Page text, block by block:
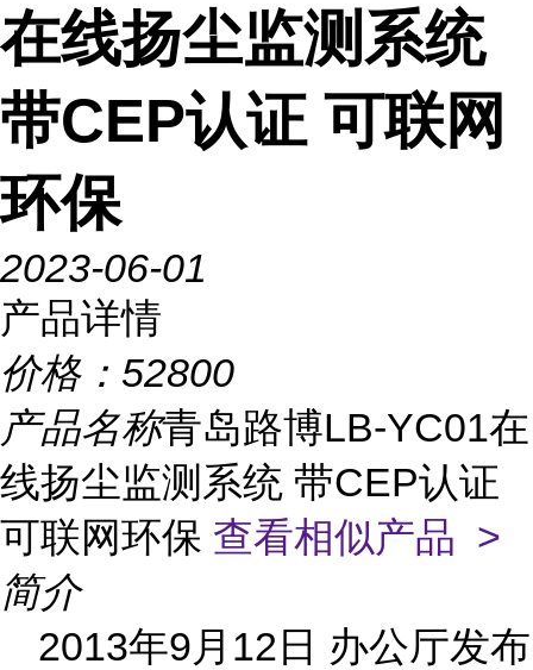
在线扬尘监测系统
带CEP认证 可联网
环保
2023-06-01
产品详情
价格： 52800
产品名称青岛路博LB-YC01在
线扬尘监测系统 带CEP认证
可联网环保 查看相似产品 >
简介
2013年9月12日 办公厅发布